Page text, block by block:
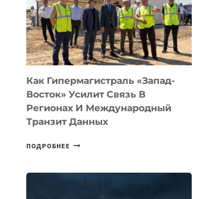
CHATGPT
БЕЗЛИМИТНЫМИ
Как Гипермагистраль «Запад-
Восток» Усилит Связь В
Регионах И Международный
Транзит Данных
ПОДРОБНЕЕ КАК